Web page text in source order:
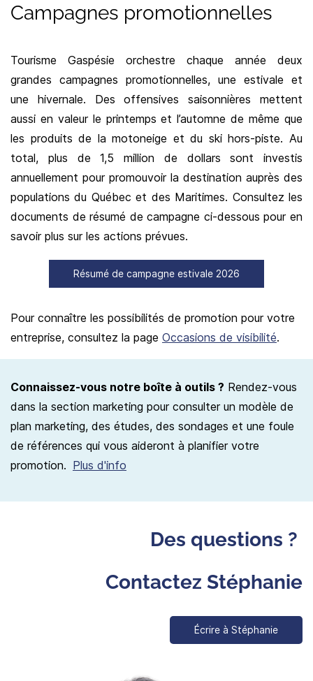
Campagnes promotionnelles
Tourisme Gaspésie orchestre chaque année deux
grandes campagnes promotionnelles, une estivale et
une hivernale. Des offensives saisonnières mettent
aussi en valeur le printemps et l’automne de même que
les produits de la motoneige et du ski hors-piste. Au
total, plus de 1,5 million de dollars sont investis
annuellement pour promouvoir la destination auprès des
populations du Québec et des Maritimes. Consultez les
documents de résumé de campagne ci-dessous pour en
savoir plus sur les actions prévues.
Résumé de campagne estivale 2026
Pour connaître les possibilités de promotion pour votre
entreprise, consultez la page Occasions de visibilité.
Connaissez-vous notre boîte à outils ? Rendez-vous
dans la section marketing pour consulter un modèle de
plan marketing, des études, des sondages et une foule
de références qui vous aideront à planifier votre
promotion. Plus d'info
Des questions ?
Contactez Stéphanie
Écrire à Stéphanie